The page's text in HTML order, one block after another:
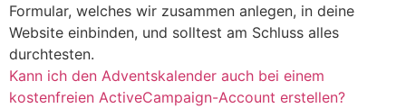
Formular, welches wir zusammen anlegen, in deine
Website einbinden, und solltest am Schluss alles
durchtesten.
Kann ich den Adventskalender auch bei einem
kostenfreien ActiveCampaign-Account erstellen?